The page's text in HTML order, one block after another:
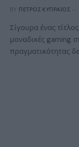
BY ΠΈΤΡΟΣ ΚΥΠΡΑΊΟΣ
Σίγουρα ένας
μοναδικές gaming
πραγματικότητας